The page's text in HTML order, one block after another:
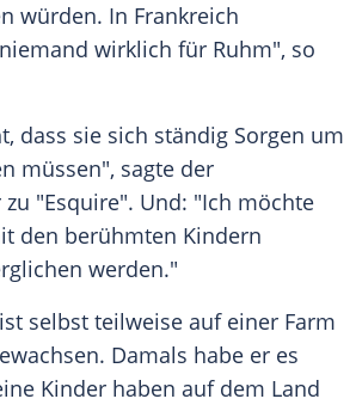
würden. In Frankreich
wirklich für Ruhm", so
dass sie sich ständig Sorgen um
müssen", sagte der
"Esquire". Und: "Ich möchte
den berühmten Kindern
werden."
selbst teilweise auf einer Farm
Damals habe er es
Kinder haben auf dem Land